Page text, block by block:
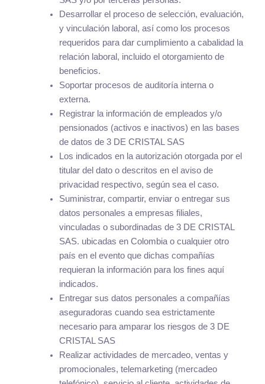
Desarrollar el proceso de selección, evaluación,
y vinculación laboral, así como los procesos
requeridos para dar cumplimiento a cabalidad la
relación laboral, incluido el otorgamiento de
beneficios.
Soportar procesos de auditoría interna o
externa.
Registrar la información de empleados y/o
pensionados (activos e inactivos) en las bases
de datos de 3 DE CRISTAL SAS
Los indicados en la autorización otorgada por el
titular del dato o descritos en el aviso de
privacidad respectivo, según sea el caso.
Suministrar, compartir, enviar o entregar sus
datos personales a empresas filiales,
vinculadas o subordinadas de 3 DE CRISTAL
SAS. ubicadas en Colombia o cualquier otro
país en el evento que dichas compañías
requieran la información para los fines aquí
indicados.
Entregar sus datos personales a compañías
aseguradoras cuando sea estrictamente
necesario para amparar los riesgos de 3 DE
CRISTAL SAS
Realizar actividades de mercadeo, ventas y
promocionales, telemarketing (mercadeo